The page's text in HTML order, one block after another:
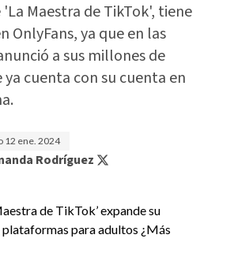
Maestra de TikTok', tiene
OnlyFans, ya que en las
a sus millones de
cuenta con su cuenta en
12 ene. 2024
Rodríguez